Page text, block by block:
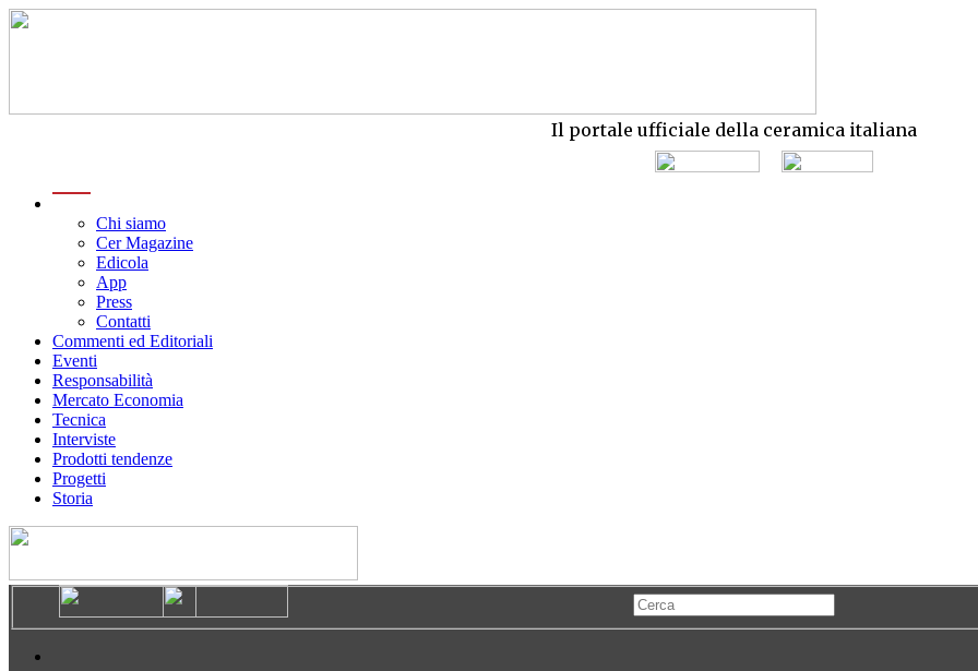
Il portale ufficiale della ceramica italiana
Chi siamo
Cer Magazine
Edicola
App
Press
Contatti
Commenti ed Editoriali
Eventi
Responsabilità
Mercato Economia
Tecnica
Interviste
Prodotti tendenze
Progetti
Storia